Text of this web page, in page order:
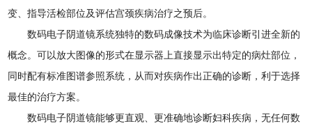
变、指导活检部位及评估宫颈疾病治疗之预后。
数码电子阴道镜系统独特的数码成像技术为临床诊断引进全新的
概念。可以放大图像的形式在显示器上直接显示出特定的病灶部位，
同时配有标准图谱参照系统，从而对疾病作出正确的诊断，利于选择
最佳的治疗方案。
数码电子阴道镜能够更直观、更准确地诊断妇科疾病，无任何数